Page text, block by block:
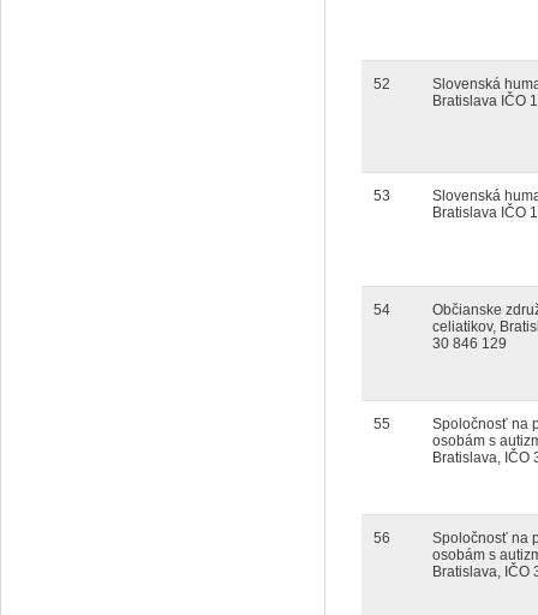
52
Slovenská
Bratislava IČO
53
Slovenská
Bratislava IČO
54
Občianske
celiatikov,
30 846 129
55
Spoločnosť na
osobám s
Bratislava, IČO
56
Spoločnosť na
osobám s
Bratislava, IČO